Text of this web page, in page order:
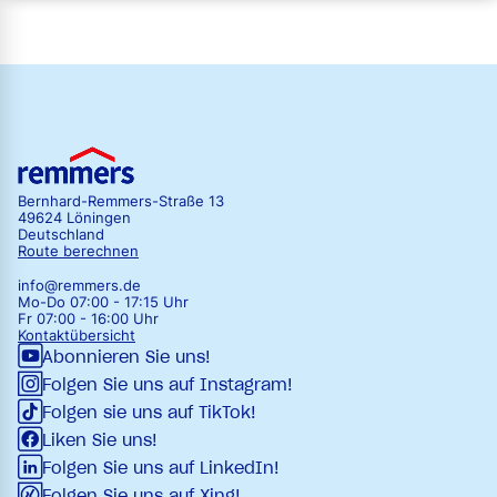
Bernhard-Remmers-Straße 13
49624 Löningen
Deutschland
Route berechnen
info@remmers.de
Mo-Do 07:00 - 17:15 Uhr
Fr 07:00 - 16:00 Uhr
Kontaktübersicht
Abonnieren Sie uns!
Folgen Sie uns auf Instagram!
Folgen sie uns auf TikTok!
Liken Sie uns!
Folgen Sie uns auf LinkedIn!